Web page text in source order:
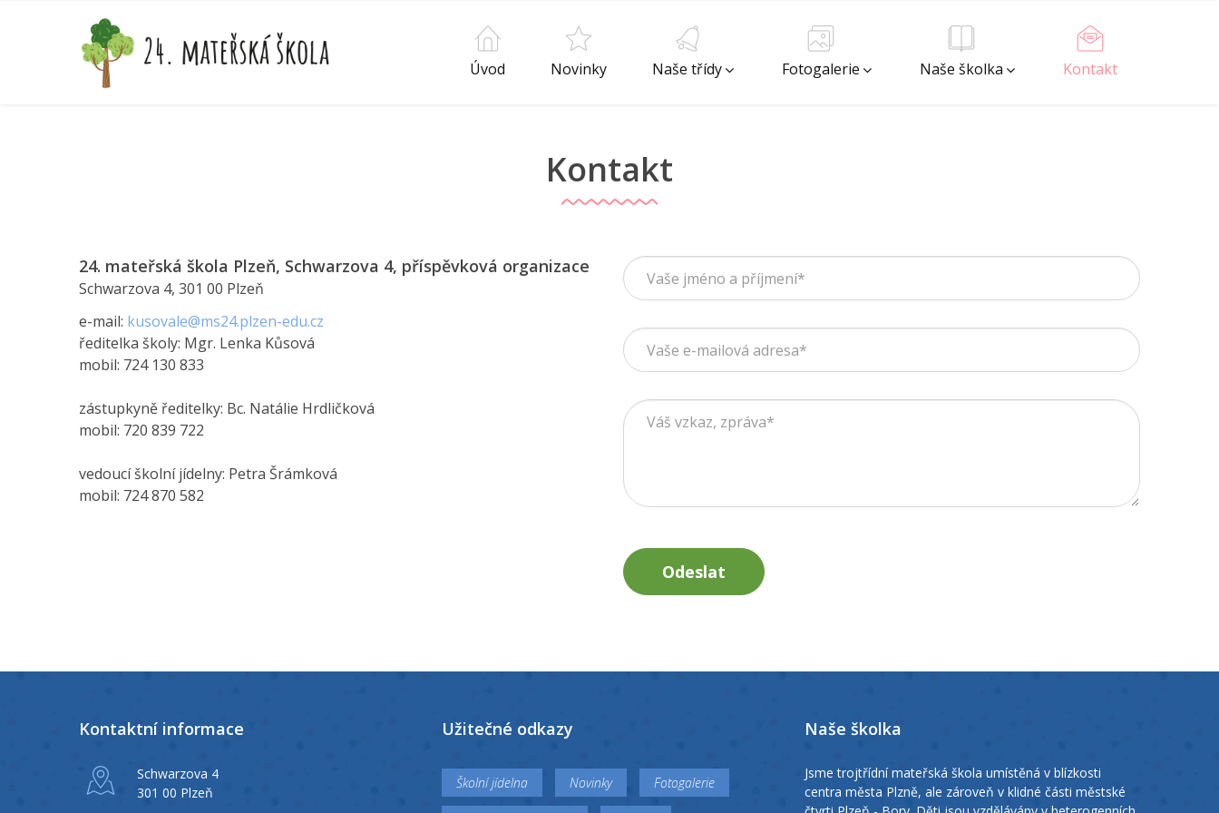
Úvod Novinky Naše třídy Fotogalerie Naše školka Kontakt
Kontakt
24. mateřská škola Plzeň, Schwarzova 4, příspěvková organizace
Schwarzova 4, 301 00 Plzeň
e-mail: kusovale@ms24.plzen-edu.cz
ředitelka školy: Mgr. Lenka Kůsová
mobil: 724 130 833
zástupkyně ředitelky: Bc. Natálie Hrdličková
mobil: 720 839 722
vedoucí školní jídelny: Petra Šrámková
mobil: 724 870 582
Odeslat
Kontaktní informace
Schwarzova 4
301 00 Plzeň
Užitečné odkazy
Školní jídelna Novinky Fotogalerie
Naše školka
Jsme trojtřídní mateřská škola umístěná v blízkosti
centra města Plzně, ale zároveň v klidné části městské